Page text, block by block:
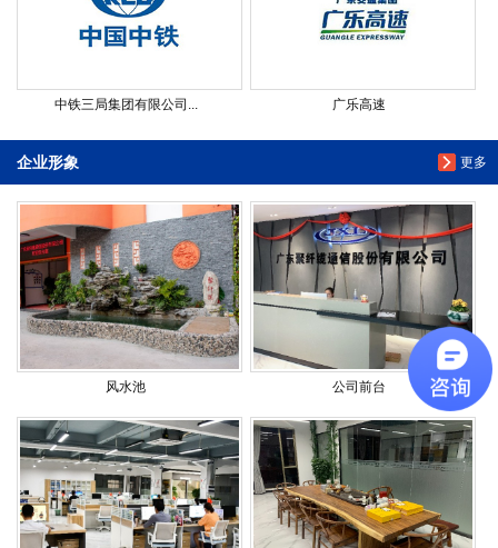
中铁三局集团有限公司... 广乐高速
更多
企业形象
风水池 公司前台